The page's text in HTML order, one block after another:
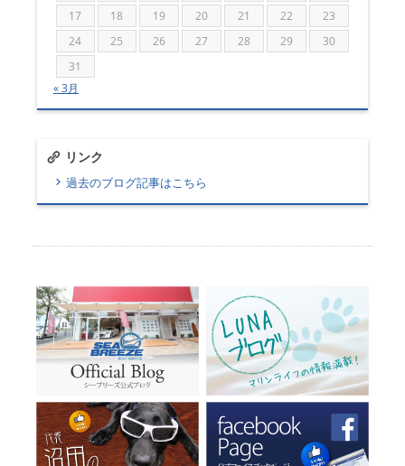
17
18 19 20 21 22
23
24
25 26 27 28 29
30
31
« 3月
リンク
過去のブログ記事はこちら